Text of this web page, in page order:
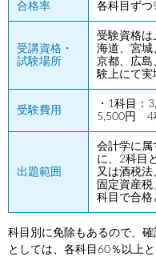
合格率 各科目ずつ
受講資格・
試験場所
受験資格は
海道、宮城
京都、広島
験上にて実
受験費用
・1科目
5,500円 4
出題範囲
会計学に属
に、2科目
又は酒税法
固定資産
科目で合格
科目別に免除もあるので、
としては、各科目60％以上と